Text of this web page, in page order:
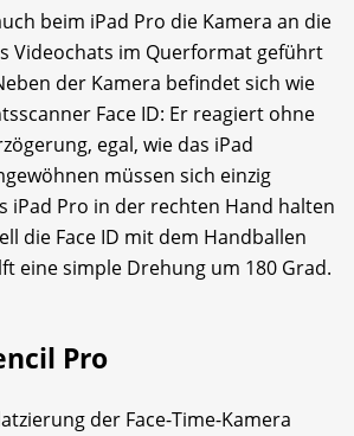
beim iPad Pro die Kamera an die
Videochats im Querformat geführt
der Kamera befindet sich wie
Face ID: Er reagiert ohne
egal, wie das iPad
müssen sich einzig
iPad Pro in der rechten Hand halten
die Face ID mit dem Handballen
eine simple Drehung um 180 Grad.
Pro
der Face-Time-Kamera